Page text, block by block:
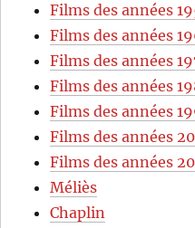
Films des années
Films des années
Films des années
Films des années
Films des années
Films des années
Films des années
Méliès
Chaplin